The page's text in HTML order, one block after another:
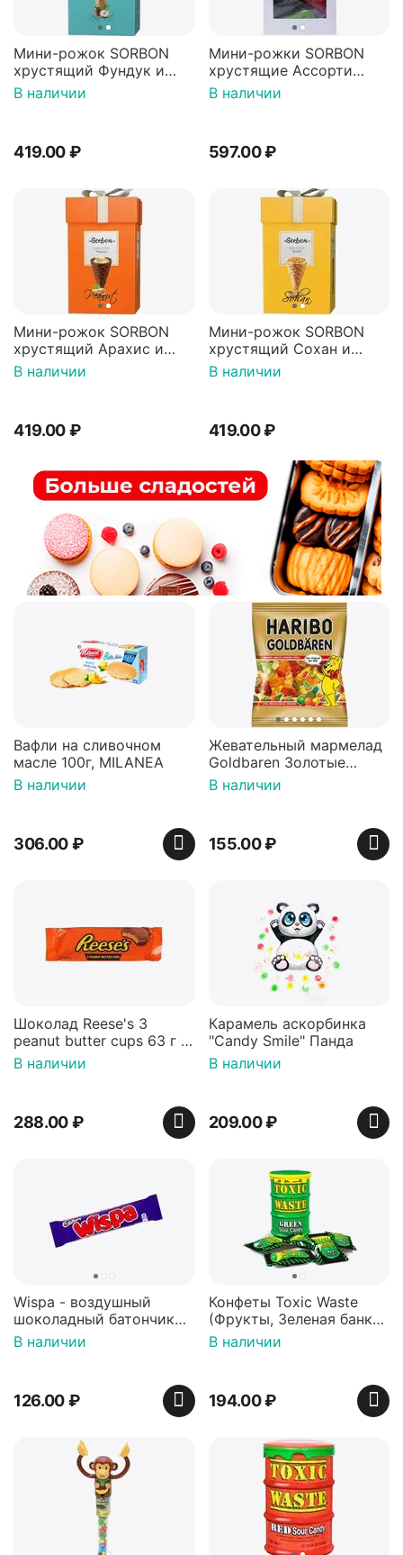
Мини-рожок SORBON
хрустящий Фундук и
воздушные зёрна 200г
В наличии
419.00₽
Мини-рожки SORBON
хрустящие Ассорти
350г
В наличии
597.00₽
Мини-рожок SORBON
хрустящий Арахис и
воздушные зёрна 200г
В наличии
419.00₽
Мини-рожок SORBON
хрустящий Сохан и
воздушные зёрна 200г
В наличии
419.00₽
Вафли на сливочном
масле 100г, MILANEA
В наличии
306.00₽
Жевательный мармелад
Goldbaren Золотые
мишки 100г, Германия
В наличии
155.00₽
Шоколад Reese's 3
peanut butter cups 63 г с
арахисовой пастой
В наличии
288.00₽
Карамель аскорбинка
"Candy Smile" Панда
В наличии
209.00₽
Wispa - воздушный
шоколадный батончик
36 гр
В наличии
126.00₽
Конфеты Toxic Waste
(Фрукты, Зеленая банка,
42 гр).
В наличии
194.00₽